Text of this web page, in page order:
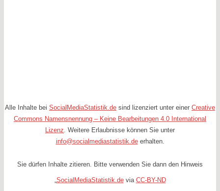
Alle Inhalte bei SocialMediaStatistik.de sind lizenziert unter einer Creative
Commons Namensnennung – Keine Bearbeitungen 4.0 International
Lizenz . Weitere Erlaubnisse können Sie unter
info@socialmediastatistik.deerhalten.
Sie dürfen Inhalte zitieren. Bitte verwenden Sie dann den Hinweis
SocialMediaStatistik.devia CC-BY-ND